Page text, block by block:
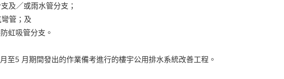
及／或雨水管分支；
管；及
虹吸管分支。
至5 月期間發出的作業備考進行的樓宇公用排水系統改善工程。